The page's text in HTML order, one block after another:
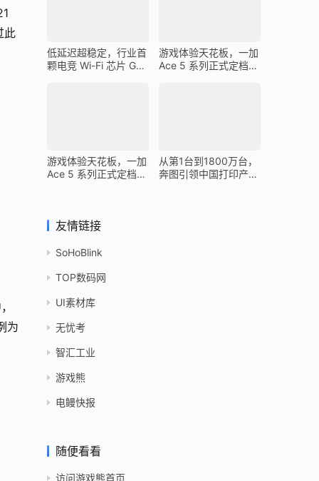
此
为
低延迟超稳定，行业首
颗电竞 Wi-Fi 芯片 G1
游戏体验天花板，一加
Ace 5 系列正式定档
游戏体验天花板，一加
Ace 5 系列正式定档
从第1台到1800万台，
奔图引领中国打印产业
友情链接
SoHoBlink
TOP数码网
UI素材库
无忧考
智汇工业
游戏熊
电鳗快报
随便看看
访问游戏熊首页